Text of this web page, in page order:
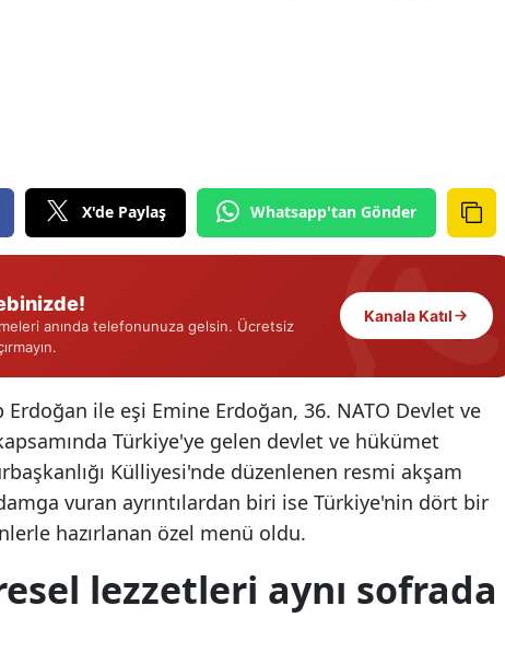
Eskişehir
Gaziantep
Gümüşhane
Hatay
Isparta
Mersin
İzmir
X'de Paylaş Whatsapp'tan Gönder
anında telefonunuza gelsin. Ücretsiz
Kanala Katıl
Erdoğan ile eşi Emine Erdoğan, 36. NATO Devlet ve
Türkiye'ye gelen devlet ve hükümet
Külliyesi'nde düzenlenen resmi akşam
vuran ayrıntılardan biri ise Türkiye'nin dört bir
hazırlanan özel menü oldu.
lezzetleri aynı sofrada